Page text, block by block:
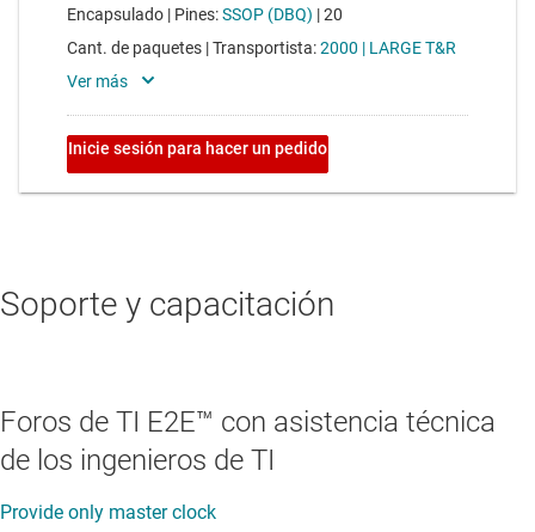
Soporte y capacitación
Foros de TI E2E™ con asistencia técnica
de los ingenieros de TI